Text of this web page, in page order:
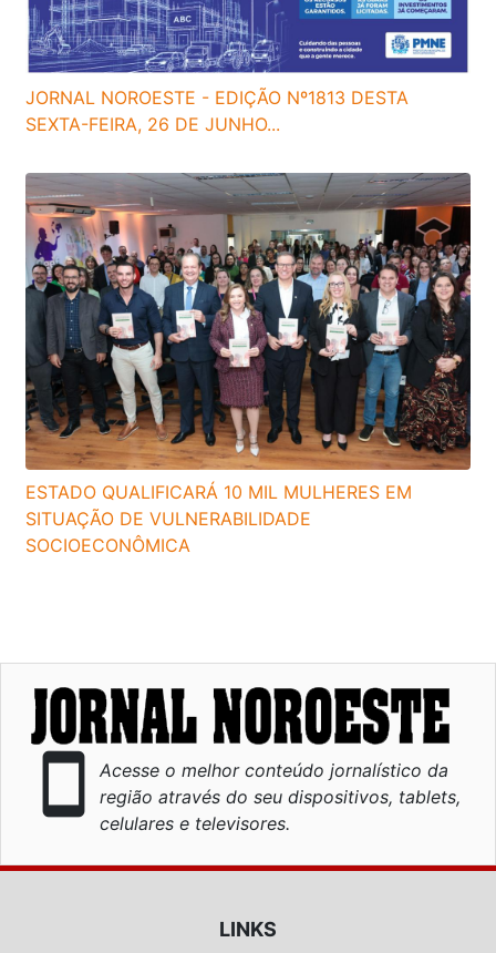
JORNAL NOROESTE - EDIÇÃO Nº1813 DESTA
SEXTA-FEIRA, 26 DE JUNHO...
ESTADO QUALIFICARÁ 10 MIL MULHERES EM
SITUAÇÃO DE VULNERABILIDADE
SOCIOECONÔMICA
smartphone
Acesse o melhor conteúdo jornalístico da
região através do seu dispositivos, tablets,
celulares e televisores.
LINKS